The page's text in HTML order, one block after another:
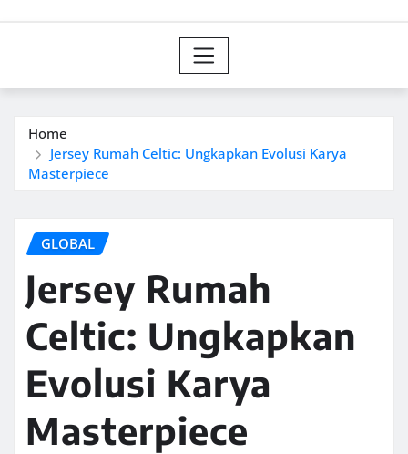
Home
Jersey Rumah Celtic: Ungkapkan Evolusi Karya
Masterpiece
GLOBAL
Jersey Rumah
Celtic: Ungkapkan
Evolusi Karya
Masterpiece